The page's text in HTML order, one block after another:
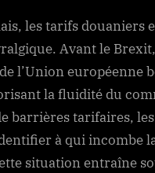
les tarifs douaniers
Avant le
l’Union
la fluidité du
barrières tarifaires,
à qui incombe
situation entraîne